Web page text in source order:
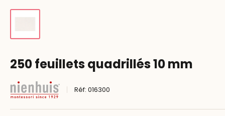
250 feuillets quadrillés 10 mm
Réf:016300